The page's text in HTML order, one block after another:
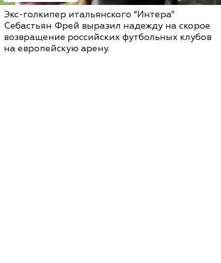
Экс-голкипер итальянского “Интера”
Себастьян Фрей выразил надежду на скорое
возвращение российских футбольных клубов
на европейскую арену.